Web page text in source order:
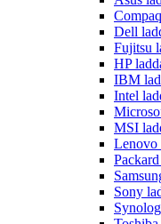
Dell
Fujitsu
HP
IBM
Intel
MSI
Lenovo
Sony